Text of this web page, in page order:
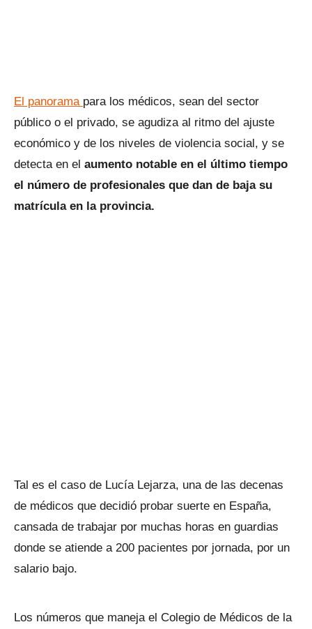
El panorama para los médicos, sean del sector
público o el privado, se agudiza al ritmo del ajuste
económico y de los niveles de violencia social, y se
detecta en el aumento notable en el último tiempo
el número de profesionales que dan de baja su
matrícula en la provincia.
Tal es el caso de Lucía Lejarza, una de las decenas
de médicos que decidió probar suerte en España,
cansada de trabajar por muchas horas en guardias
donde se atiende a 200 pacientes por jornada, por un
salario bajo.
Los números que maneja el Colegio de Médicos de la